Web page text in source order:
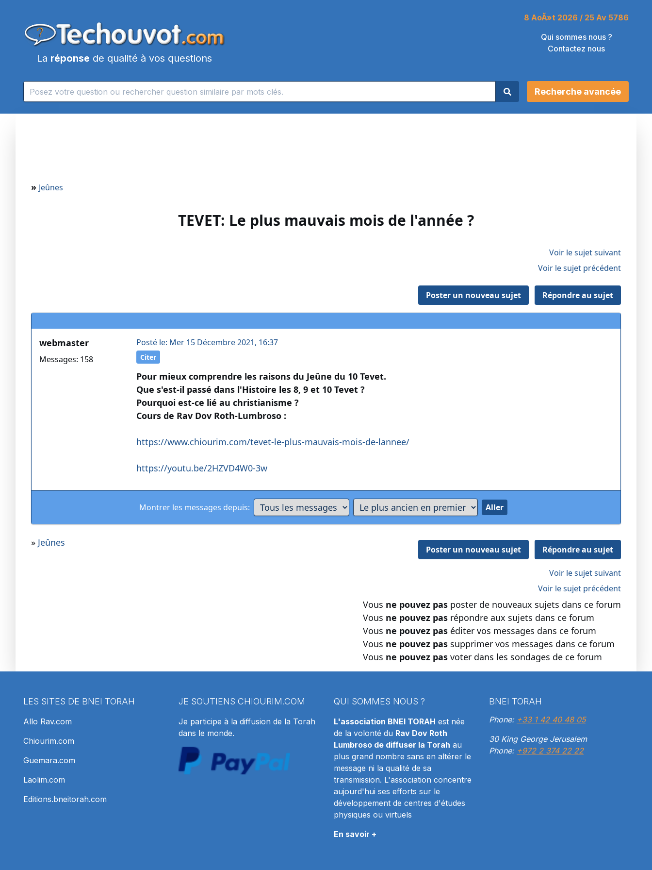
La réponse de qualité à vos questions
8 AoÃ»t 2026 / 25 Av 5786
Qui sommes nous ?
Contactez nous
Recherche avancée
» Jeûnes
TEVET: Le plus mauvais mois de l'année ?
Voir le sujet suivant
Voir le sujet précédent
Poster un nouveau sujet Répondre au sujet
webmaster
Messages: 158
Posté le: Mer 15 Décembre 2021, 16:37
Citer
Pour mieux comprendre les raisons du Jeûne du 10 Tevet.
Que s'est-il passé dans l'Histoire les 8, 9 et 10 Tevet ?
Pourquoi est-ce lié au christianisme ?
Cours de Rav Dov Roth-Lumbroso :
https://www.chiourim.com/tevet-le-plus-mauvais-mois-de-lannee/
https://youtu.be/2HZVD4W0-3w
Montrer les messages depuis:
» Jeûnes
Poster un nouveau sujet Répondre au sujet
Voir le sujet suivant
Voir le sujet précédent
Vous ne pouvez pas poster de nouveaux sujets dans ce forum
Vous ne pouvez pas répondre aux sujets dans ce forum
Vous ne pouvez pas éditer vos messages dans ce forum
Vous ne pouvez pas supprimer vos messages dans ce forum
Vous ne pouvez pas voter dans les sondages de ce forum
LES SITES DE BNEI TORAH
Allo Rav.com
Chiourim.com
Guemara.com
Laolim.com
Editions.bneitorah.com
JE SOUTIENS CHIOURIM.COM
Je participe à la diffusion de la Torah
dans le monde.
QUI SOMMES NOUS ?
L'association BNEI TORAH est née
de la volonté du Rav Dov Roth
Lumbroso de diffuser la Torah au
plus grand nombre sans en altérer le
message ni la qualité de sa
transmission. L'association concentre
aujourd'hui ses efforts sur le
développement de centres d'études
physiques ou virtuels
En savoir +
BNEI TORAH
Phone: +33 1 42 40 48 05
30 King George Jerusalem
Phone: +972 2 374 22 22